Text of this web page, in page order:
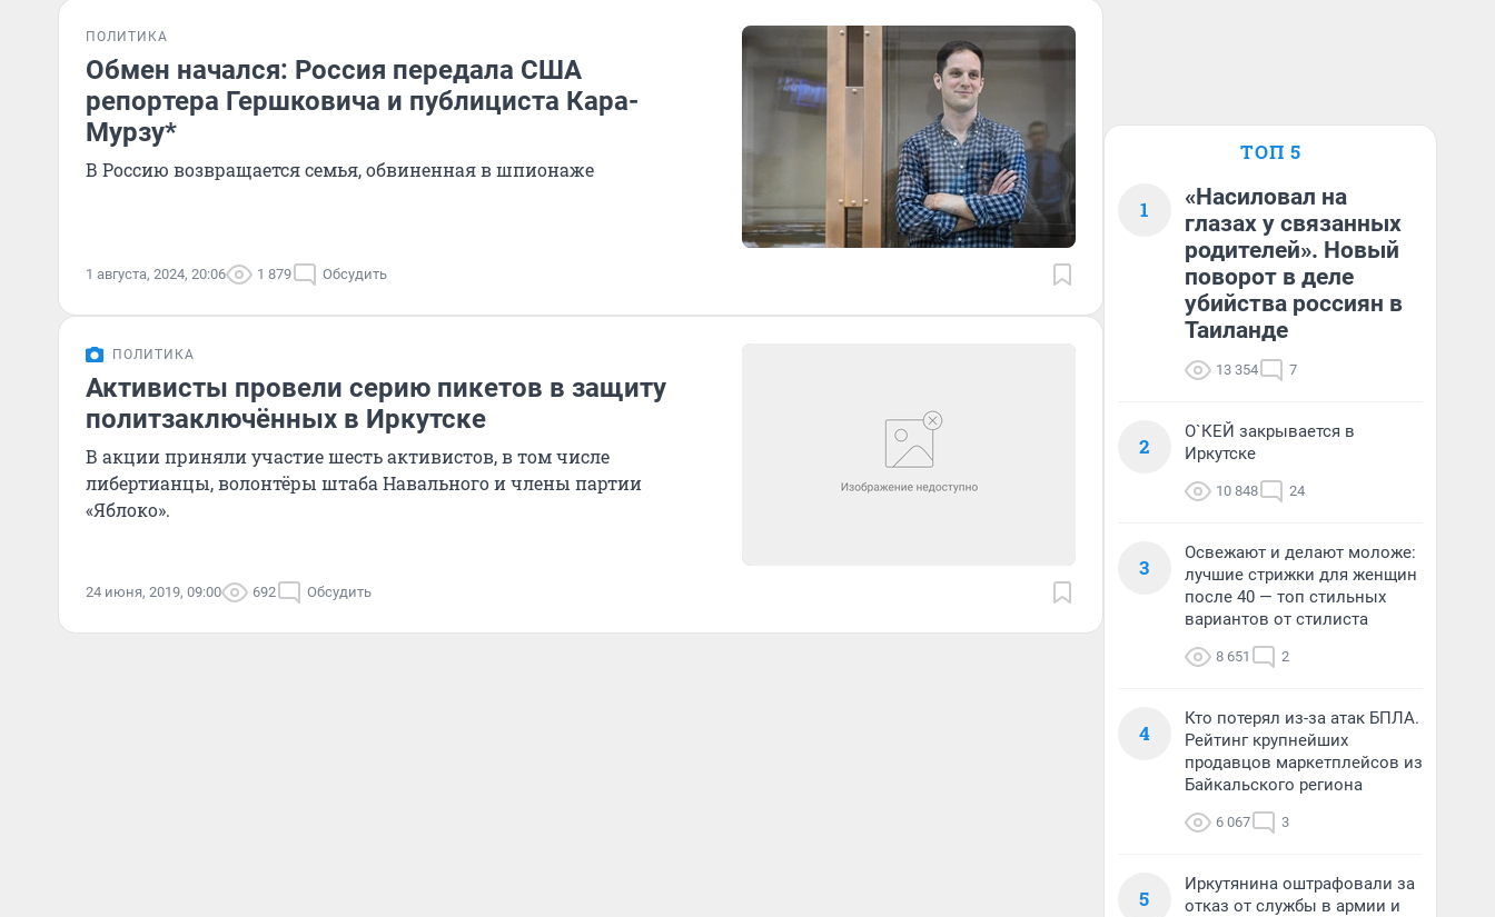
ПОЛИТИКА
Обмен начался: Россия передала США
репортера Гершковича и публициста Кара-
Мурзу*
В Россию возвращается семья, обвиненная в шпионаже
1 августа, 2024, 20:06 1 879 Обсудить
ПОЛИТИКА
Активисты провели серию пикетов в защиту
политзаключённых в Иркутске
В акции приняли участие шесть активистов, в том числе
либертианцы, волонтёры штаба Навального и члены партии
«Яблоко».
24 июня, 2019, 09:00 692 Обсудить
ТОП 5
1
«Насиловал на
глазах у связанных
родителей». Новый
поворот в деле
убийства россиян в
Таиланде
13 354 7
2
О`КЕЙ закрывается в
Иркутске
10 848 24
3
Освежают и делают моложе:
лучшие стрижки для женщин
после 40 — топ стильных
вариантов от стилиста
8 651 2
4
Кто потерял из-за атак БПЛА.
Рейтинг крупнейших
продавцов маркетплейсов из
Байкальского региона
6 067 3
5
Иркутянина оштрафовали за
отказ от службы в армии и